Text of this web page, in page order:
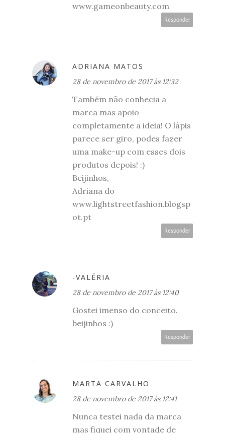
www.gameonbeauty.com
Responder
ADRIANA MATOS
28 de novembro de 2017 às 12:32
Também não conhecia a
marca mas apoio
completamente a ideia! O lápis
parece ser giro, podes fazer
uma make-up com esses dois
produtos depois! :)
Beijinhos,
Adriana do
www.lightstreetfashion.blogsp
ot.pt
Responder
-VALÉRIA
28 de novembro de 2017 às 12:40
Gostei imenso do conceito.
beijinhos :)
Responder
MARTA CARVALHO
28 de novembro de 2017 às 12:41
Nunca testei nada da marca
mas fiquei com vontade de